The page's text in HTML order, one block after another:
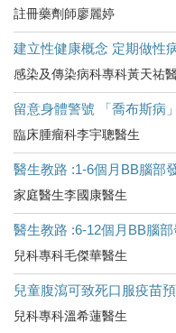
註冊藥劑師廖麗婷
建立性健康概念 定期做性
感染及傳染病科專科黃天祐
留意身體警號 「喬布斯病
臨床腫瘤科李宇聰醫生
醫生教路 :1-6個月BB腦部
家庭醫生李國康醫生
醫生教路 :6-12個月BB腦
兒科專科毛傑華醫生
兒童腹瀉可致死口服疫苗
兒科專科溫希蓮醫生